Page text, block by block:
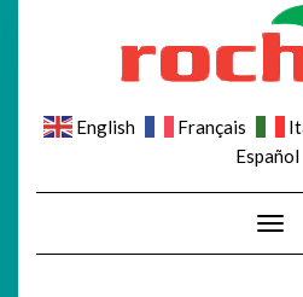
English Français
Español